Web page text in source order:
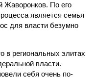
Жаворонков. По его
является семья
для власти безумно
в региональных элитах
власти.
себя очень по-